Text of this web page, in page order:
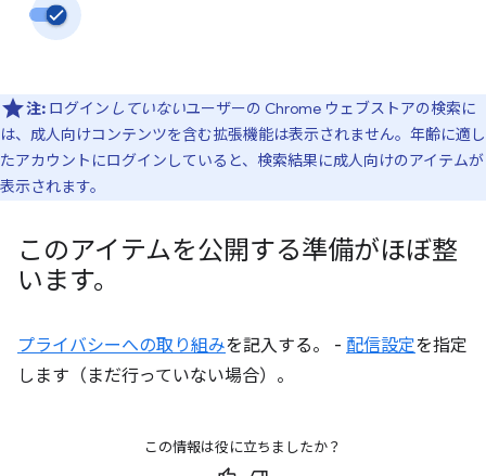
注: ログイン していないユーザーの Chrome ウェブストアの検索に
は、成人向けコンテンツを含む拡張機能は表示されません。年齢に適し
たアカウントにログインしていると、検索結果に成人向けのアイテムが
表示されます。
このアイテムを公開する準備がほぼ整
います。
プライバシーへの取り組みを記入する。 - 配信設定を指定
します（まだ行っていない場合）。
この情報は役に立ちましたか？